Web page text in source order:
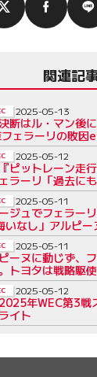
関連記
断はル・マン後
ェラーリの敗因
2025-05-13
ピットレーン走
ラーリ「過去に
2025-05-12
ジュでフェラー
いなし」アルピ
2025-05-11
ーヌに動じず、
トヨタは戦略駆
決勝レポート】
2025-05-11
年WEC第3戦
イト
2025-05-12